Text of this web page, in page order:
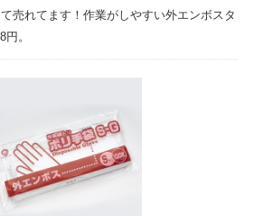
売れてます！作業がしやすい外エンボスタ
。